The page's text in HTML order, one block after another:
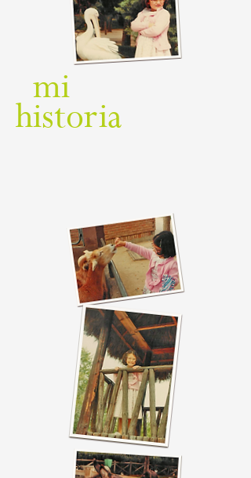
mi
historia